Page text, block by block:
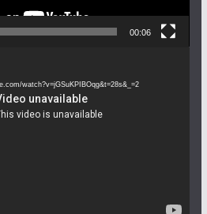
00:06
watch?v=jGSuKPIBOqg&t=28s&_=2